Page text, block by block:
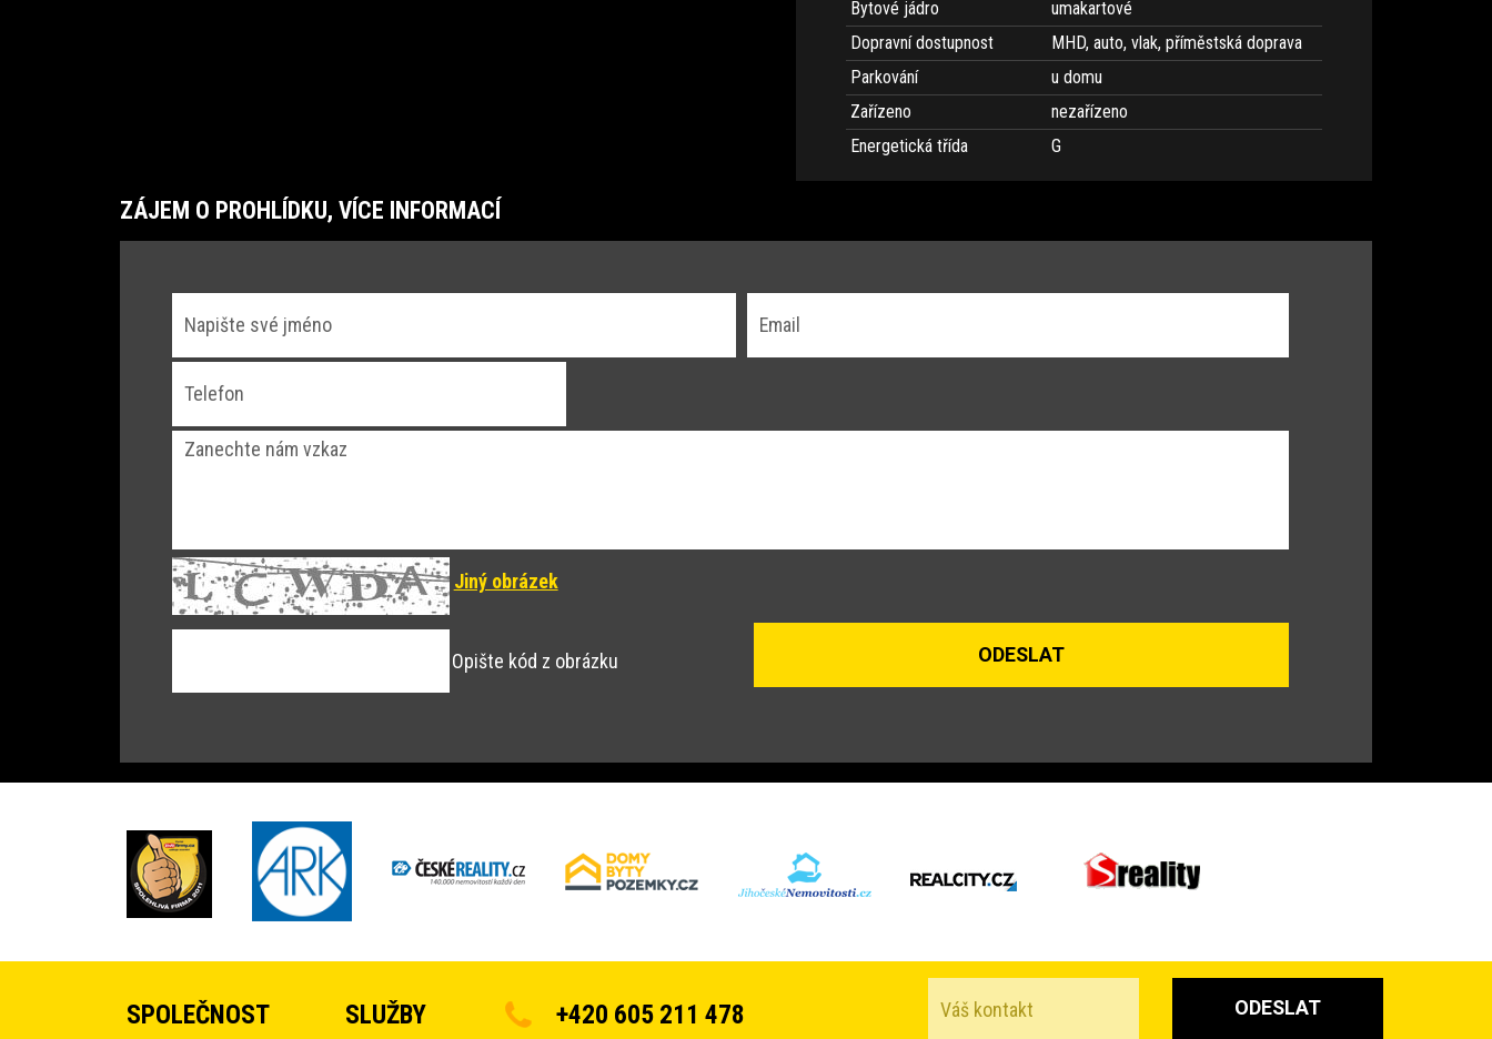
Bytové jádro
umakartové
Dopravní dostupnost
MHD, auto, vlak, příměstská doprava
Parkování
u domu
Zařízeno
nezařízeno
Energetická třída
G
ZÁJEM O PROHLÍDKU, VÍCE INFORMACÍ
Jiný obrázek
Opište kód z obrázku
SPOLEČNOST SLUŽBY +420 605 211 478 ODESLAT